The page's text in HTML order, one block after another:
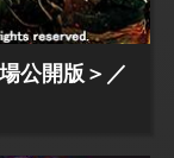
公開版＞／